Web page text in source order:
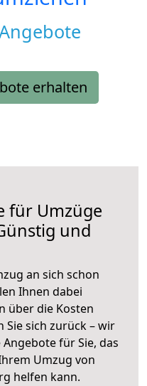
erhalten
für Umzüge
und
an sich schon
Ihnen dabei
über die Kosten
Sie sich zurück – wir
für Sie, das
Umzug von
helfen kann.